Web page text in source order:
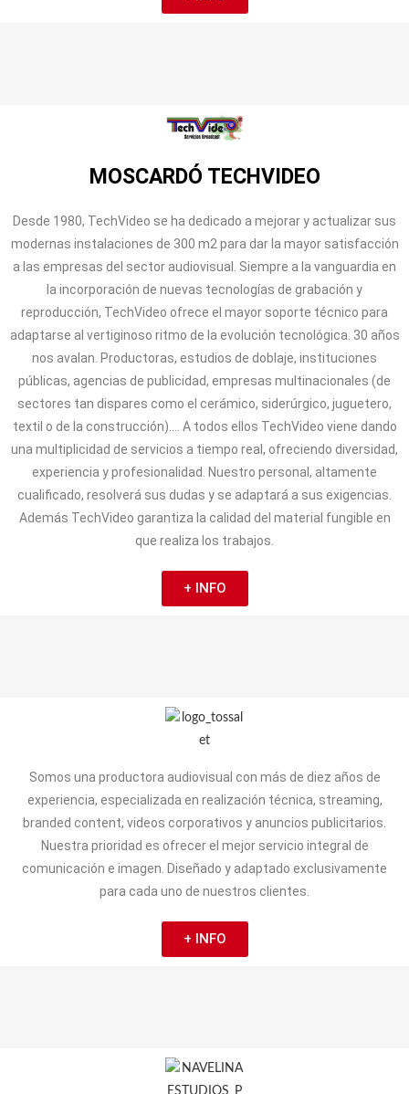
MOSCARDÓ TECHVIDEO
Desde 1980, TechVideo se ha dedicado a mejorar y actualizar sus
modernas instalaciones de 300 m2 para dar la mayor satisfacción
a las empresas del sector audiovisual. Siempre a la vanguardia en
la incorporación de nuevas tecnologías de grabación y
reproducción, TechVideo ofrece el mayor soporte técnico para
adaptarse al vertiginoso ritmo de la evolución tecnológica. 30 años
nos avalan. Productoras, estudios de doblaje, instituciones
públicas, agencias de publicidad, empresas multinacionales (de
sectores tan dispares como el cerámico, siderúrgico, juguetero,
textil o de la construcción)…. A todos ellos TechVideo viene dando
una multiplicidad de servicios a tiempo real, ofreciendo diversidad,
experiencia y profesionalidad. Nuestro personal, altamente
cualificado, resolverá sus dudas y se adaptará a sus exigencias.
Además TechVideo garantiza la calidad del material fungible en
que realiza los trabajos.
+ INFO
Somos una productora audiovisual con más de diez años de
experiencia, especializada en realización técnica, streaming,
branded content, videos corporativos y anuncios publicitarios.
Nuestra prioridad es ofrecer el mejor servicio integral de
comunicación e imagen. Diseñado y adaptado exclusivamente
para cada uno de nuestros clientes.
+ INFO